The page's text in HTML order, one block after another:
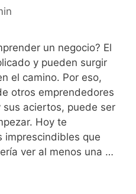
un negocio? El
y pueden surgir
el camino. Por eso,
otros emprendedores
aciertos, puede ser
Hoy te
imprescindibles que
ver al menos una …